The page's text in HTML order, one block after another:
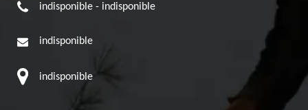
indisponible - indisponible
indisponible
indisponible